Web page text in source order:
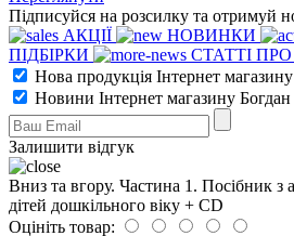
Підписуйся на розсилку та отримуй
АКЦІЇ
НОВИНКИ
ПІДБІРКИ
СТАТТІ
Нова продукція Інтернет магазину
Новини Інтернет магазину Богдан
Залишити відгук
Вниз та вгору. Частина 1. Посібник з
дітей дошкільного віку + CD
Оцініть товар: